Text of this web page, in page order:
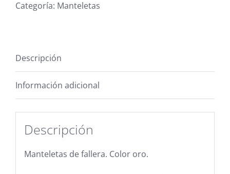
Categoría: Manteletas
Descripción
Información adicional
Descripción
Manteletas de fallera. Color oro.